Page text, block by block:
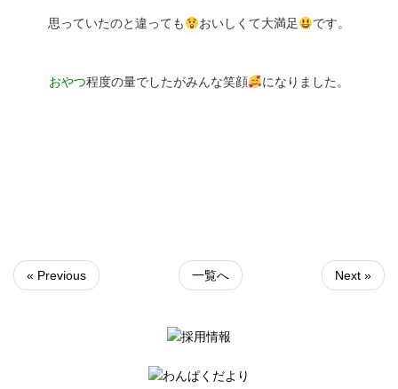
思っていたのと違っても おいしくて大満足 です。
おやつ程度の量でしたがみんな笑顔 になりました。
« Previous 一覧へ Next »